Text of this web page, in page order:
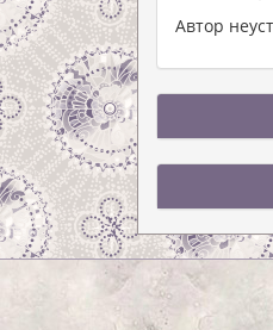
Автор